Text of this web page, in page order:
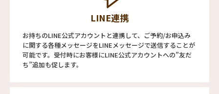
LINE連携
お持ちのLINE公式アカウントと連携して、ご予約/お申込み
に関する各種メッセージをLINEメッセージで送信することが
可能です。受付時にお客様にLINE公式アカウントへの”友だ
ち”追加も促します。